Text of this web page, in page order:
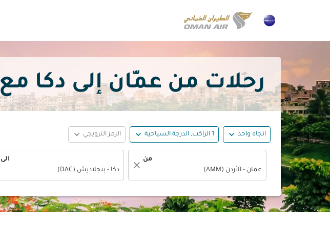
رحلات من عمّان إلى دكا مع Oman Air بدءًا
اتجاه واحد expand_more 1 الراكب, الدرجة السياحية expand_more الرمز الترويجي expand_more
من
close
الى